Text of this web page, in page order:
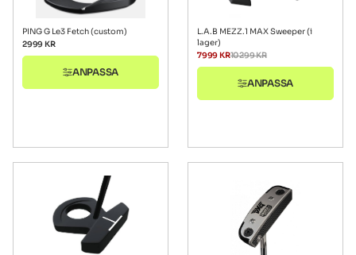
PING G Le3 Fetch (custom)
2999 KR
ANPASSA
L.A.B MEZZ.1 MAX Sweeper (i
lager)
10299KR
7999KR
ANPASSA